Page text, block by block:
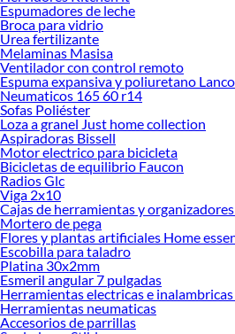
renovación de espacios. ¡Visítanos y descubre
ofrecerte!
Encuentra una amplia variedad de productos de
Sodimac. Encuentra todo lo necesario para tus
decoración. ¡Visítanos y haz tus ideas realidad!
Espumadores de leche
Broca para vidrio
Urea fertilizante
Melaminas Masisa
Ventilador con control remoto
Espuma expansiva y poliuretano Lanco
Neumaticos 165 60 r14
Sofas Poliéster
Loza a granel Just home collection
Aspiradoras Bissell
Motor electrico para bicicleta
Bicicletas de equilibrio Faucon
Radios Glc
Viga 2x10
Cajas de herramientas y
Mortero de pega
Flores y plantas artificiales Home
Escobilla para taladro
Platina 30x2mm
Esmeril angular 7 pulgadas
Herramientas electricas e
Herramientas neumaticas
Accesorios de parrillas